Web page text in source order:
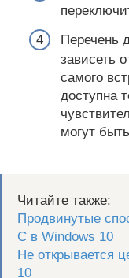
Перечень
зависеть
самого
доступна
могут
Читайте также:
Продвинутые
C в Windows 10
Не открывается
10